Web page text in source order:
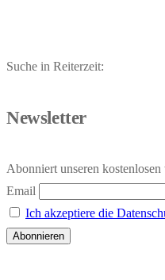
Suche in Reiterzeit:
Newsletter
Abonniert unseren
Email
Ich akzeptiere die